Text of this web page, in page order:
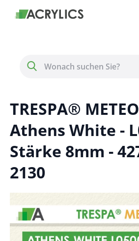
TRESPA®
Athens White -
Stärke 8mm -
2130